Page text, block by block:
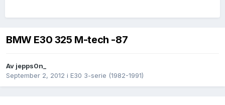
BMW E30 325 M-tech -87
Av jepps0n_
September 2, 2012 i E30 3-serie (1982-1991)